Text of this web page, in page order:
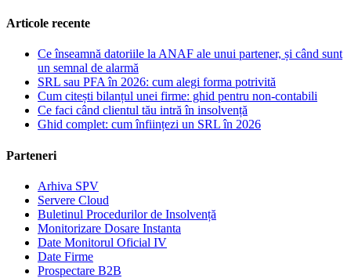
Articole recente
Ce înseamnă datoriile la ANAF ale unui partener, și când sunt
un semnal de alarmă
SRL sau PFA în 2026: cum alegi forma potrivită
Cum citești bilanțul unei firme: ghid pentru non-contabili
Ce faci când clientul tău intră în insolvență
Ghid complet: cum înființezi un SRL în 2026
Parteneri
Arhiva SPV
Servere Cloud
Buletinul Procedurilor de Insolvență
Monitorizare Dosare Instanta
Date Monitorul Oficial IV
Date Firme
Prospectare B2B